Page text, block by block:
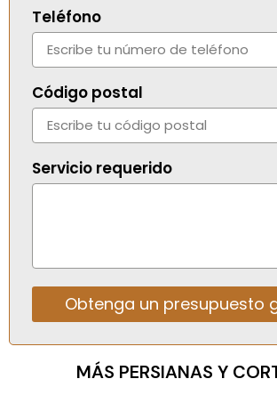
Teléfono
Código postal
Servicio requerido
Obtenga un presupuesto
MÁS PERSIANAS Y